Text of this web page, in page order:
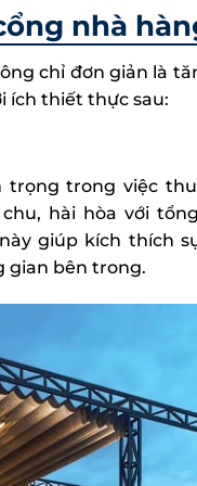
nhà
chỉ đơn giản là
ích thiết thực sau:
trong việc
hài hòa với
giúp kích thích
gian bên trong.